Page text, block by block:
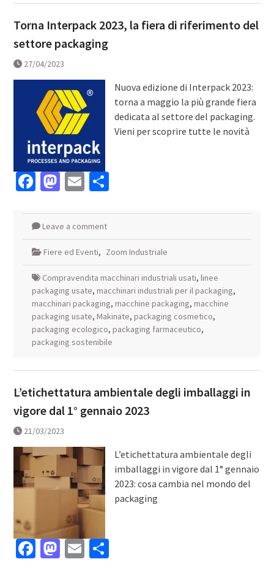
Torna Interpack 2023, la fiera di riferimento del
settore packaging
27/04/2023
Nuova edizione di Interpack 2023:
torna a maggio la più grande fiera
dedicata al settore del packaging.
Vieni per scoprire tutte le novità
Facebook
Mastodon
EmailCondividi
Leave a comment
Fiere ed Eventi, Zoom Industriale
Compravendita macchinari industriali usati, linee
packaging usate, macchinari industriali per il packaging,
macchinari packaging, macchine packaging, macchine
packaging usate, Makinate, packaging cosmetico,
packaging ecologico, packaging farmaceutico,
packaging sostenibile
L’etichettatura ambientale degli imballaggi in
vigore dal 1° gennaio 2023
21/03/2023
L’etichettatura ambientale degli
imballaggi in vigore dal 1° gennaio
2023: cosa cambia nel mondo del
packaging
Facebook
Mastodon
EmailCondividi